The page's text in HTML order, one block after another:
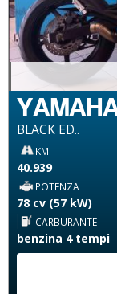
BLACK ED..
KM
40.939
POTENZA
78 cv (57 kW)
CARBURANTE
benzina 4 tempi